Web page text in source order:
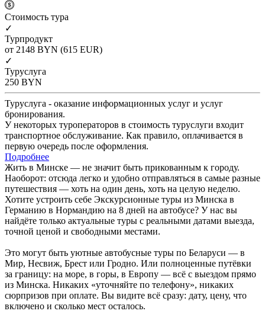
Cтоимость тура
✓
Турпродукт
от 2148 BYN (615 EUR)
✓
Туруслуга
250 BYN
Туруслуга - оказание информационных услуг и услуг
бронирования.
У некоторых туроператоров в стоимость туруслуги входит
транспортное обслуживание. Как правило, оплачивается в
первую очередь после оформления.
Подробнее
Жить в Минске — не значит быть прикованным к городу.
Наоборот: отсюда легко и удобно отправляться в самые разные
путешествия — хоть на один день, хоть на целую неделю.
Хотите устроить себе Экскурсионные туры из Минска в
Германию в Нормандию на 8 дней на автобусе? У нас вы
найдёте только актуальные туры с реальными датами выезда,
точной ценой и свободными местами.
Это могут быть уютные автобусные туры по Беларуси — в
Мир, Несвиж, Брест или Гродно. Или полноценные путёвки
за границу: на море, в горы, в Европу — всё с выездом прямо
из Минска. Никаких «уточняйте по телефону», никаких
сюрпризов при оплате. Вы видите всё сразу: дату, цену, что
включено и сколько мест осталось.